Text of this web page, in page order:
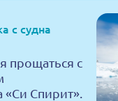
с судна
прощаться с
«Си Спирит».